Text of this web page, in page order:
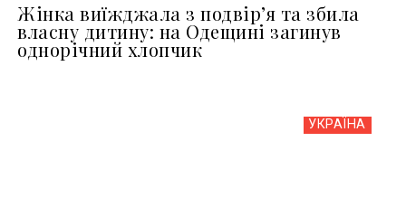
Жінка виїжджала з подвір’я та збила
власну дитину: на Одещині загинув
однорічний хлопчик
УКРАЇНА